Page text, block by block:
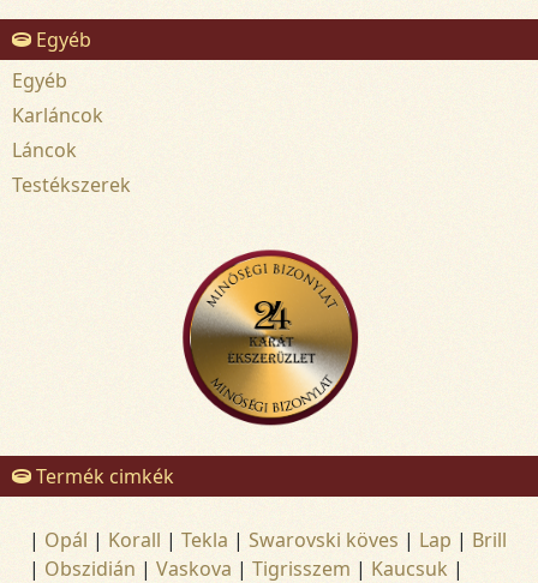
Egyéb
Egyéb
Karláncok
Láncok
Testékszerek
Termék cimkék
| Opál | Korall | Tekla | Swarovski köves | Lap | Brill
| Obszidián | Vaskova | Tigrisszem | Kaucsuk |